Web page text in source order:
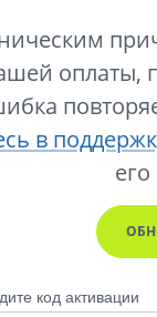
оплаты,
в
его
код активации